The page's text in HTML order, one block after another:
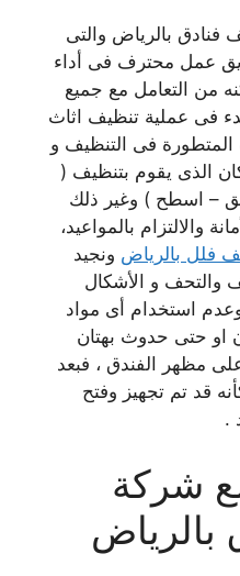
بالرياض والتى
عمل محترف فى أداء
من التعامل مع جميع
فى عملية تنظيف اثاث
المتطورة فى التنظيف و
الذى يقوم بتنظيف (
– اسطح ) وغير ذلك
والالتزام بالمواعيد،
فلل بالرياض ونجيد
والتحف و الأشكال
وعدم استخدام أى مواد
او حتى حدوث بهتان
مظهر الفندق ، فبعد
قد تم تجهيز وفتح
.
مع شركة
بالرياض